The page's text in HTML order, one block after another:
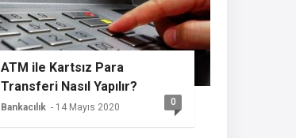
ATM ile Kartsız Para
Transferi Nasıl Yapılır?
Bankacılık - 14 Mayıs 2020 0